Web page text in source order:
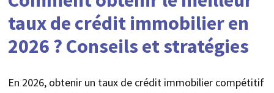
taux de crédit immobilier en
2026 ? Conseils et stratégies
En 2026, obtenir un taux de crédit immobilier compétitif